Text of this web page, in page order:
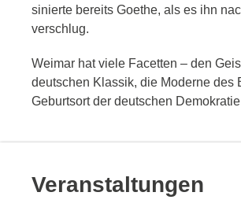
sinierte bereits Goethe, als es ihn
verschlug.
Weimar hat viele Facetten – den
deutschen Klassik, die Moderne des
Geburtsort der deutschen
Veranstaltungen